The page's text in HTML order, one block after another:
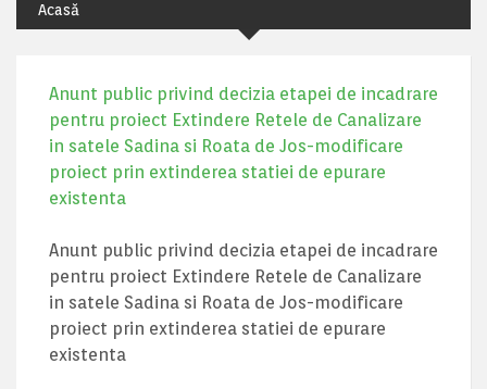
Acasă
Anunt public privind decizia etapei de incadrare
pentru proiect Extindere Retele de Canalizare
in satele Sadina si Roata de Jos-modificare
proiect prin extinderea statiei de epurare
existenta
Anunt public privind decizia etapei de incadrare
pentru proiect Extindere Retele de Canalizare
in satele Sadina si Roata de Jos-modificare
proiect prin extinderea statiei de epurare
existenta